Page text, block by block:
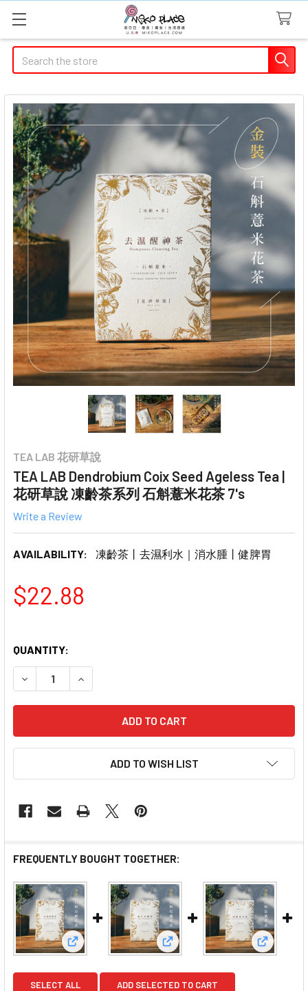
Search
TEA LAB 花研草說
TEA LAB Dendrobium Coix Seed Ageless Tea |
花研草說 凍齡茶系列 石斛薏米花茶 7's
Write a Review
AVAILABILITY: 凍齡茶丨去濕利水｜消水腫丨健脾胃
$22.88
QUANTITY:
DECREASE QUANTITY OF TEA LAB DENDROBIUM COIX
INCREASE QUANTITY OF TEA LAB
ADD TO WISH LIST
FREQUENTLY BOUGHT TOGETHER:
View: TEA LAB Dendrobium Roselle Ageless Tea
View: TEA LAB Dendrobium
View:
SELECT ALL ADD SELECTED TO CART